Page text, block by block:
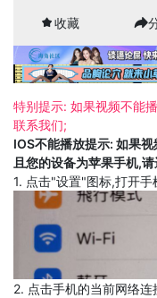
收藏
特别提示: 如果视频不能
联系我们;
IOS不能播放提示: 如果
且您的设备为苹果手机,
1. 点击"设置"图标,打开手
2. 点击手机的当前网络